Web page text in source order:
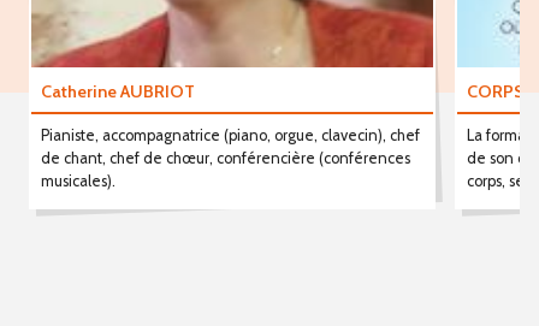
Catherine AUBRIOT
Pianiste, accompagnatrice (piano, orgue, clavecin), chef
de chant, chef de chœur, conférencière (conférences
musicales).
CORPS
La
de son
corps, ses